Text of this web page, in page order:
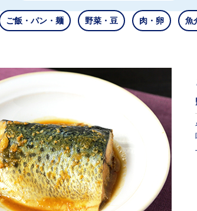
ご飯・パン・麺 野菜・豆 肉・卵 魚